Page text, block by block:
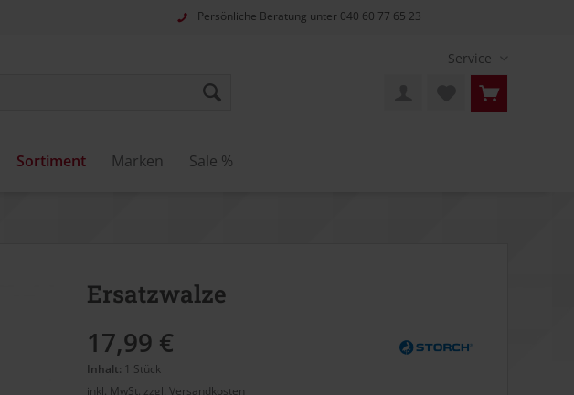
Persönliche Beratung unter 040 60 77 65 23
Service
Sortiment Marken Sale %
Ersatzwalze
17,99 €
Inhalt: 1 Stück
inkl. MwSt. zzgl. Versandkosten